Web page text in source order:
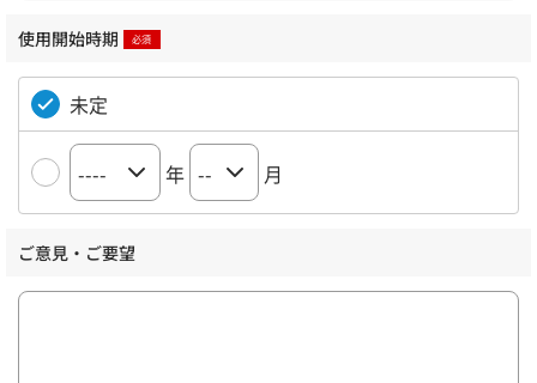
使用開始時期
未定
年 月
ご意見・ご要望